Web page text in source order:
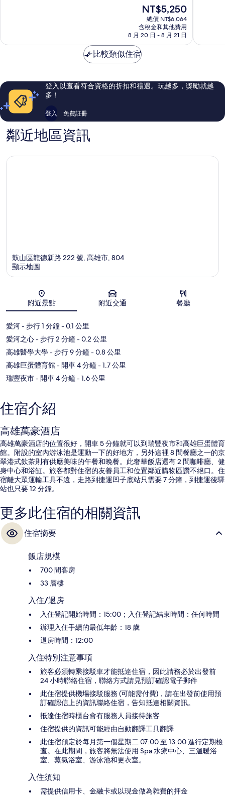
極
評
論
現
在
價
格
為
NT$5,250
NT$5,250
總價 NT$6,064
含稅金和其他費用
8 月 20 日 - 8 月 21 日
極
評
論
比較類似住宿
登入以查看符合資格的折扣和禮遇。玩越多，獎勵就越
多！
登入 免費註冊
鄰近地區資訊
地圖
鼓山區龍德新路 222 號, 高雄市, 804
顯示地圖
附近景點 附近交通 餐廳
愛河- 步行 1 分鐘- 0.1 公里
愛河之心- 步行 2 分鐘- 0.2 公里
高雄醫學大學- 步行 9 分鐘- 0.8 公里
高雄巨蛋體育館- 開車 4 分鐘- 1.7 公里
瑞豐夜市- 開車 4 分鐘- 1.6 公里
住宿介紹
高雄萬豪酒店
高雄萬豪酒店的位置很好，開車 5 分鐘就可以到瑞豐夜市和高雄巨蛋體育
館。附設的室內游泳池是運動一下的好地方，另外這裡 8 間餐廳之一的京
翠港式飲茶則有供應美味的午餐和晚餐。此奢華飯店還有 2 間咖啡廳、健
身中心和浴缸。旅客都對住宿的友善員工和位置鄰近購物區讚不絕口。住
宿離大眾運輸工具不遠，走路到捷運凹子底站只需要 7 分鐘，到捷運後驛
站也只要 12 分鐘。
更多此住宿的相關資訊
住宿摘要
飯店規模
700 間客房
33 層樓
入住/退房
入住登記開始時間：15:00；入住登記結束時間：任何時間
辦理入住手續的最低年齡：18 歲
退房時間：12:00
入住特別注意事項
旅客必須轉乘接駁車才能抵達住宿，因此請務必於出發前
24 小時聯絡住宿，聯絡方式請見預訂確認電子郵件
此住宿提供機場接駁服務 (可能需付費)，請在出發前使用預
訂確認信上的資訊聯絡住宿，告知抵達相關資訊。
抵達住宿時櫃台會有服務人員接待旅客
住宿提供的資訊可能經由自動翻譯工具翻譯
此住宿預定於每月第一個星期二 07:00 至 13:00 進行定期檢
查。在此期間，旅客將無法使用 Spa 水療中心、三溫暖浴
室、蒸氣浴室、游泳池和更衣室。
入住須知
需提供信用卡、金融卡或以現金做為雜費的押金